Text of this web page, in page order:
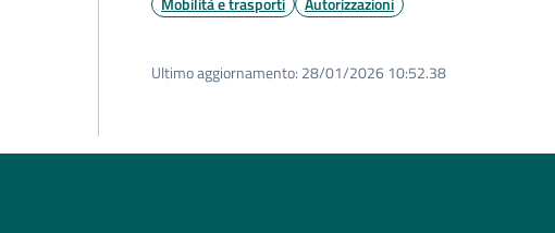
Ultimo aggiornamento: 28/01/2026 10:52.38